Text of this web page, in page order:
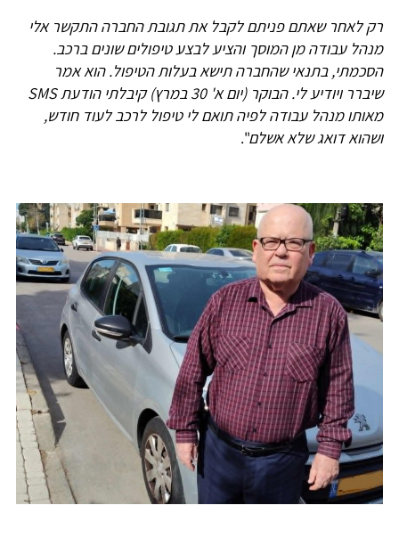
רק לאחר שאתם פניתם לקבל את תגובת החברה התקשר אלי
מנהל עבודה מן המוסך והציע לבצע טיפולים שונים ברכב.
הסכמתי, בתנאי שהחברה תישא בעלות הטיפול. הוא אמר
שיברר ויודיע לי. הבוקר (יום א' 30 במרץ) קיבלתי הודעת SMS
מאותו מנהל עבודה לפיה תואם לי טיפול לרכב לעוד חודש,
ושהוא דואג שלא אשלם".